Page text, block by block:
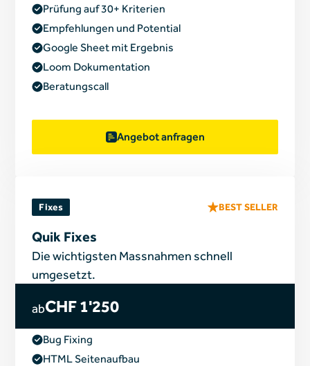
Prüfung auf 30+ Kriterien
Empfehlungen und Potential
Google Sheet mit Ergebnis
Loom Dokumentation
Beratungscall
Angebot anfragen
Fixes BEST SELLER
Quik Fixes
Die wichtigsten Massnahmen schnell
umgesetzt.
abCHF 1'250
Bug Fixing
HTML Seitenaufbau